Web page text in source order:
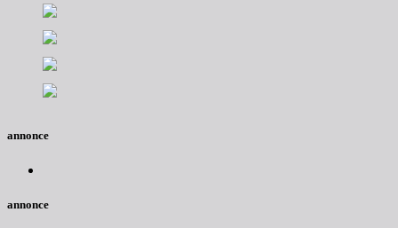
annonce
annonce